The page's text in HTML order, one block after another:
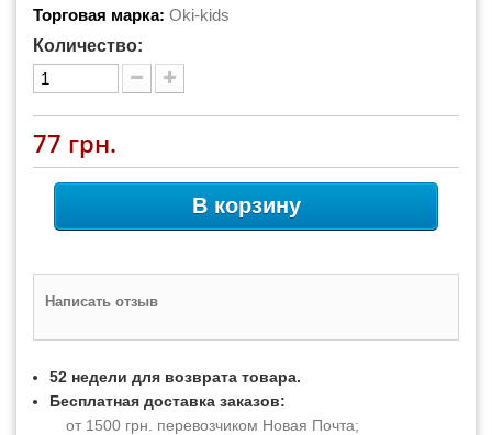
Торговая марка: Oki-kids
Количество:
77 грн.
В корзину
Написать отзыв
52 недели для возврата товара.
Бесплатная доставка заказов:
от 1500 грн. перевозчиком Новая Почта;